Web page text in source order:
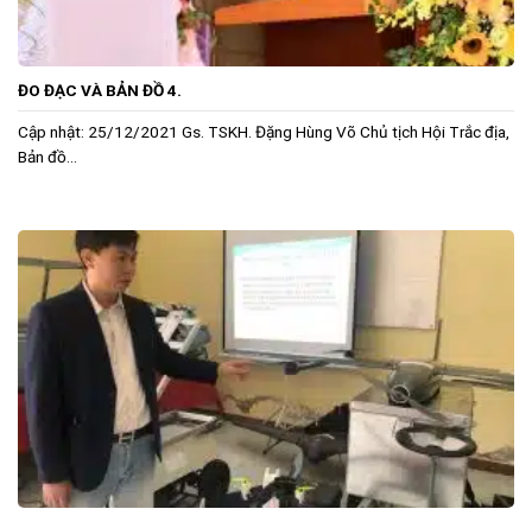
ĐO ĐẠC VÀ BẢN ĐỒ 4.
Cập nhật: 25/12/2021 Gs. TSKH. Đặng Hùng Võ Chủ tịch Hội Trắc địa,
Bản đồ...